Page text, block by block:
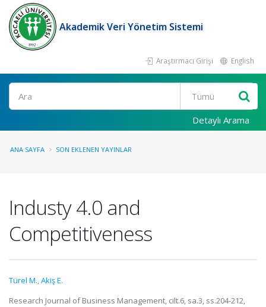
Akademik Veri Yönetim Sistemi
Araştırmacı Girişi English
Ara
Detaylı Arama
ANA SAYFA SON EKLENEN YAYINLAR
Industy 4.0 and
Competitiveness
Türel M.,Akiş E.
Research Journal of Business Management, cilt.6, sa.3, ss.204-212,